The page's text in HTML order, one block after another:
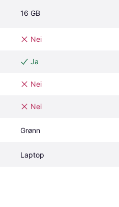
16 GB
Nei
Ja
Nei
Nei
Grønn
Laptop